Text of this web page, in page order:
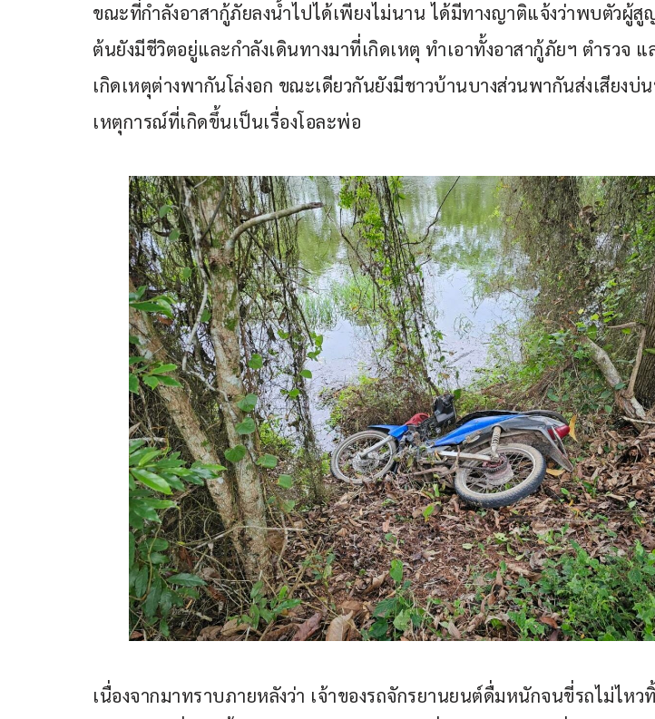
ขณะที่กำลังอาสากู้ภัยลงน้ำไปได้เพียงไม่นาน ได้มีทางญาติแจ้งว่าพบตัวผู้สู
ต้นยังมีชีวิตอยู่และกำลังเดินทางมาที่เกิดเหตุ ทำเอาทั้งอาสากู้ภัยฯ ตำรวจ
เกิดเหตุต่างพากันโล่งอก ขณะเดียวกันยังมีชาวบ้านบางส่วนพากันส่งเสียงบ่
เหตุการณ์ที่เกิดขึ้นเป็นเรื่องโอละพ่อ
เนื่องจากมาทราบภายหลังว่า เจ้าของรถจักรยานยนต์ดื่มหนักจนขี่รถไม่ไหว